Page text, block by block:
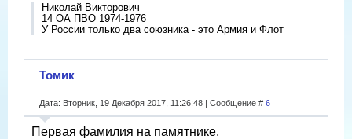
Николай Викторович
14 ОА ПВО 1974-1976
У России только два союзника - это Армия и Флот
Томик
Дата: Вторник, 19 Декабря 2017, 11:26:48 | Сообщение # 6
Первая фамилия на памятнике.